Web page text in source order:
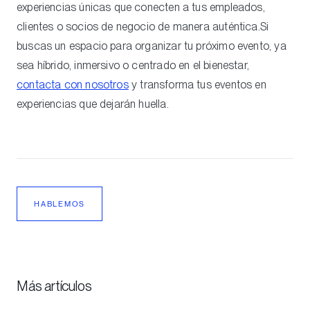
experiencias únicas que conecten a tus empleados,
clientes o socios de negocio de manera auténtica.Si
buscas un espacio para organizar tu próximo evento, ya
sea híbrido, inmersivo o centrado en el bienestar,
contacta con nosotrosy transforma tus eventos en
experiencias que dejarán huella.
HABLEMOS
Más artículos